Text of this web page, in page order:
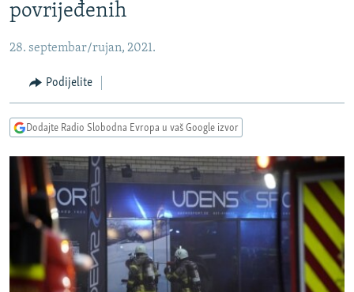
na
glavnu
navigaciju
Pređite
na
pretragu
KOSOVO
CRNA GORA
VIZUELNO
INFOGRAFIKE
RAT U UKRAJINI
KINA NA BALKANU
RSE PRIČE IZ SVIJETA
ISPRIČAJ MI
DNEVNO@RSE
SPECIJALI RSE
povrijeđenih
28. septembar/rujan, 2021.
Podijelite
Dodajte Radio Slobodna Evropa u vaš Google izvor